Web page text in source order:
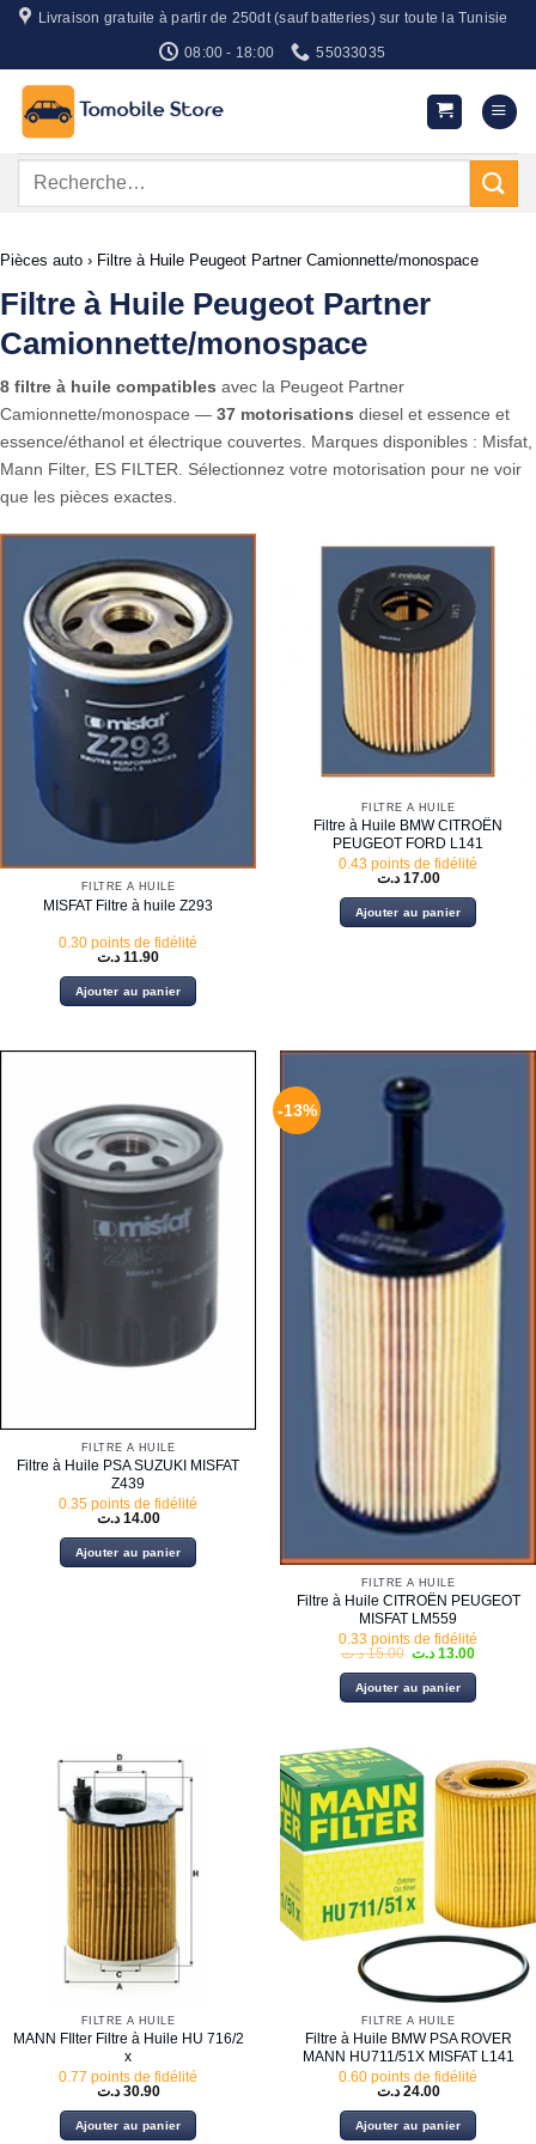
Passer
contenu
Livraison gratuite à partir de 250dt (sauf batteries) sur toute la Tunisie
08:00 - 18:00 55033035
Recherche
Pièces auto › Filtre à Huile Peugeot Partner Camionnette/monospace
Filtre à Huile Peugeot Partner
Camionnette/monospace
8 filtre à huile compatibles avec la Peugeot Partner
Camionnette/monospace — 37 motorisations diesel et essence et
essence/éthanol et électrique couvertes. Marques disponibles : Misfat,
Mann Filter, ES FILTER. Sélectionnez votre motorisation pour ne voir
que les pièces exactes.
FILTRE À HUILE
MISFAT Filtre à huile Z293
0.30 points de fidélité
11.90 د.ت
Ajouter au panier
FILTRE À HUILE
Filtre à Huile BMW CITROËN
PEUGEOT FORD L141
0.43 points de fidélité
17.00 د.ت
Ajouter au panier
FILTRE À HUILE
Filtre à Huile PSA SUZUKI MISFAT
Z439
0.35 points de fidélité
14.00 د.ت
Ajouter au panier
-13%
FILTRE À HUILE
Filtre à Huile CITROËN PEUGEOT
MISFAT LM559
0.33 points de fidélité
15.00 د.ت
Le
initial
était :
13.00 د.ت
Le
actuel
est :
Ajouter au panier
FILTRE À HUILE
MANN FIlter Filtre à Huile HU 716/2
x
0.77 points de fidélité
30.90 د.ت
Ajouter au panier
FILTRE À HUILE
Filtre à Huile BMW PSA ROVER
MANN HU711/51X MISFAT L141
0.60 points de fidélité
24.00 د.ت
Ajouter au panier